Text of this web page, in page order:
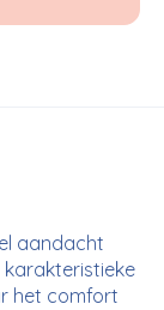
aandacht
karakteristieke
het comfort